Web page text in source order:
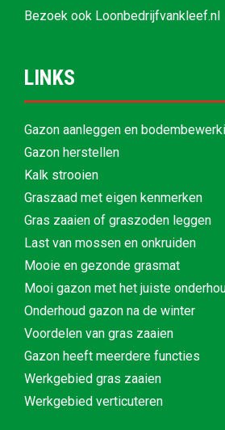
Bezoek ook Loonbedrijfvankleef.nl
LINKS
Gazon aanleggen en
Gazon herstellen
Kalk strooien
Graszaad met eigen kenmerken
Gras zaaien of graszoden leggen
Last van mossen en onkruiden
Mooie en gezonde grasmat
Mooi gazon met het juiste
Onderhoud gazon na de winter
Voordelen van gras zaaien
Gazon heeft meerdere functies
Werkgebied gras zaaien
Werkgebied verticuteren